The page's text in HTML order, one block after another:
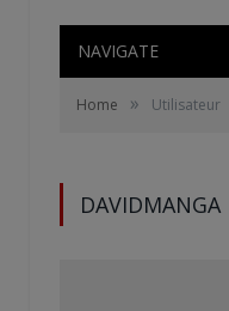
NAVIGATE
Home » Utilisateur
DAVIDMANGA